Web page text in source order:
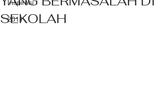
Inspirasi
2011
SEKOLAH